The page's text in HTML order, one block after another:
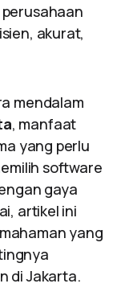
akurat,
mendalam
, manfaat
yang perlu
software
gaya
artikel ini
yang
di Jakarta.